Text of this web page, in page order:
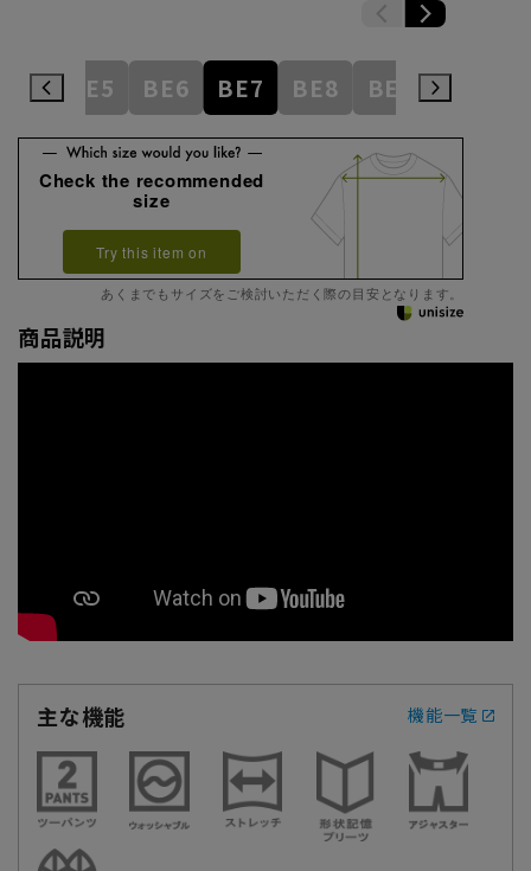
BE5 BE6 BE7 BE8 BE9 BE10
Check the recommended
size
Try this item on
あくまでもサイズをご検討いただく際の目安となります。
商品説明
主な機能 機能一覧